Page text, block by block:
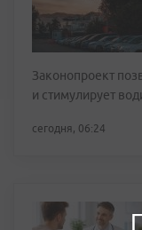
Законопроект
и стимулирует
сегодня, 06:24